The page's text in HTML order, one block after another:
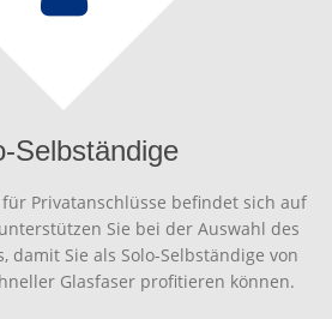
Selbständige
Privatanschlüsse befindet sich auf
Sie bei der Auswahl des
damit Sie als Solo-Selbständige von
Glasfaser profitieren können.